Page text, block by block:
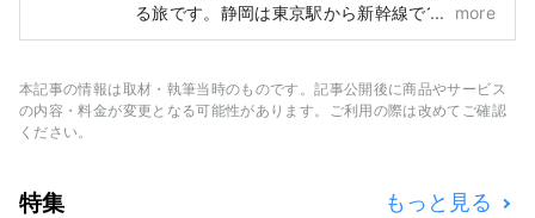
る旅です。静岡は東京駅から新幹線で1時間、
新大阪から新幹線で１時間50分、羽田空港か
セスの良い場所です。貸切バスで静岡駅にみな
さまをお迎えしますのでお荷物があっても手軽
more
本記事の情報は取材・執筆当時のものです。記事公開後に商品やサービス
の内容・料金が変更となる可能性があります。ご利用の際は改めてご確認
ください。
特集 もっと見る